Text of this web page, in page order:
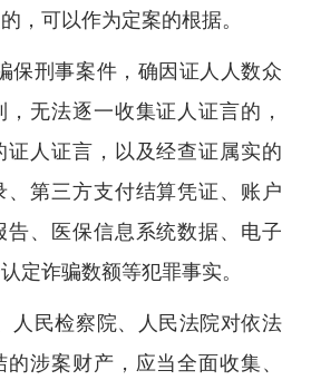
，可以作为定案的根据。
刑事案件，确因证人人数众
无法逐一收集证人证言的，
证人证言，以及经查证属实的
、第三方支付结算凭证、账户
告、医保信息系统数据、电子
定诈骗数额等犯罪事实。
民检察院、人民法院对依法
涉案财产，应当全面收集、